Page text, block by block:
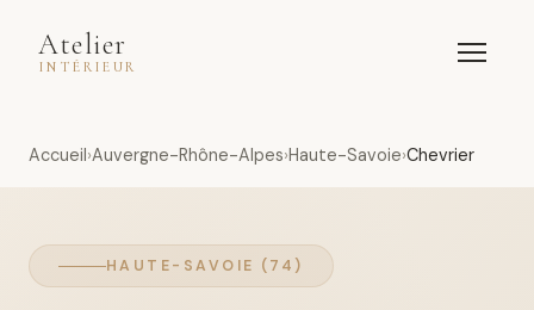
Atelier
INTÉRIEUR
Accueil Auvergne-Rhône-Alpes Haute-Savoie Chevrier
HAUTE-SAVOIE (74)